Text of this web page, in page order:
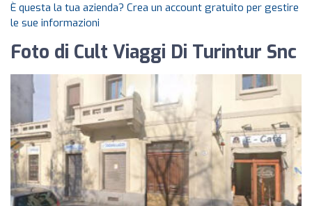
È questa la tua azienda? Crea un account gratuito per gestire
le sue informazioni
Foto di Cult Viaggi Di Turintur Snc